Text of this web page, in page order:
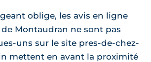
oblige, les avis en ligne
Montaudran ne sont pas
uns sur le site pres-de-chez-
mettent en avant la proximité